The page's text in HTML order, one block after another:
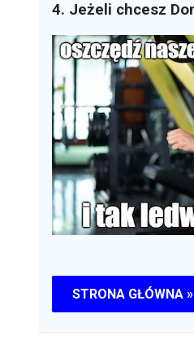
4. Jeżeli chcesz
STRONA GŁÓWNA »